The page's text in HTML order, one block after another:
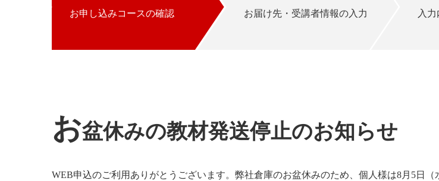
お申し込みコースの確認 お届け先・受講者情報の入力 入
お盆休みの教材発送停止のお知らせ
WEB申込のご利用ありがとうございます。弊社倉庫のお盆休みのため、個人様は8月5日